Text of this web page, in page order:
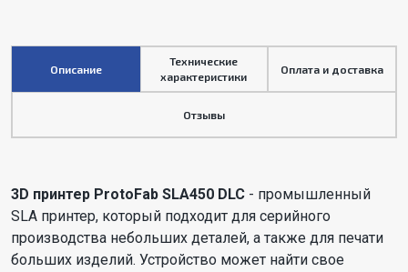
Описание
Технические
характеристики
Оплата и доставка
Отзывы
3D принтер ProtoFab SLA450 DLC - промышленный
SLA принтер, который подходит для серийного
производства небольших деталей, а также для печати
больших изделий. Устройство может найти свое